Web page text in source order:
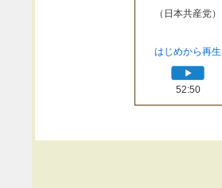
（日本共産党）
はじめから再生
52:50